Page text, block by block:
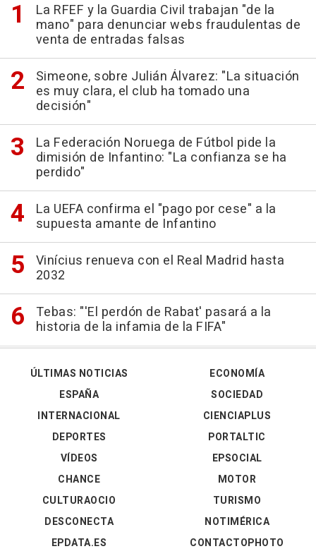
La RFEF y la Guardia Civil trabajan "de la
mano" para denunciar webs fraudulentas de
venta de entradas falsas
Simeone, sobre Julián Álvarez: "La situación
es muy clara, el club ha tomado una
decisión"
La Federación Noruega de Fútbol pide la
dimisión de Infantino: "La confianza se ha
perdido"
La UEFA confirma el "pago por cese" a la
supuesta amante de Infantino
Vinícius renueva con el Real Madrid hasta
2032
Tebas: "'El perdón de Rabat' pasará a la
historia de la infamia de la FIFA"
ÚLTIMAS NOTICIAS
ESPAÑA
INTERNACIONAL
DEPORTES
VÍDEOS
ECONOMÍA
SOCIEDAD
CIENCIAPLUS
PORTALTIC
EPSOCIAL
CHANCE
CULTURAOCIO
DESCONECTA
EPDATA.ES
MOTOR
TURISMO
NOTIMÉRICA
CONTACTOPHOTO